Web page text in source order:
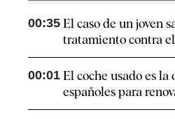
00:35 El caso de un joven
tratamiento contra
00:01 El coche usado es
españoles para